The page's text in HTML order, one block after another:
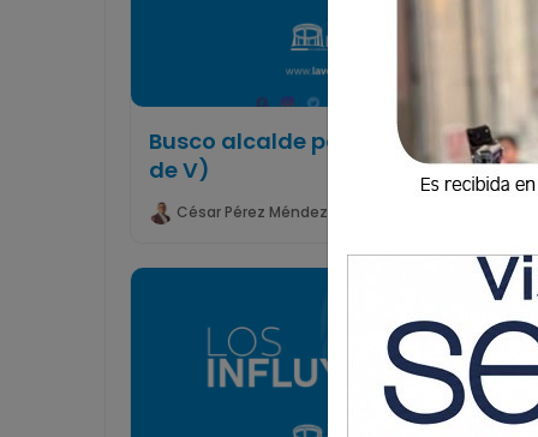
Busco alcalde para Xela (Parte III
de V)
César Pérez Méndez